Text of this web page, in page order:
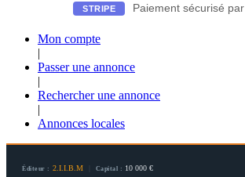
STRIPE Paiement sécurisé par
Mon compte
|
Passer une annonce
|
Rechercher une annonce
|
Annonces locales
Éditeur : 2.I.I.B.M Capital : 10 000 €